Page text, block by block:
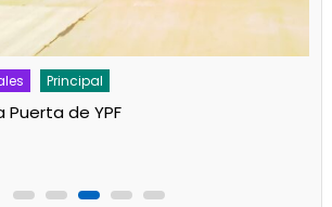
en Progreso terminó con